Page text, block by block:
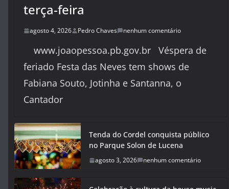
terça-feira
agosto 4, 2026 Pedro Chaves nenhum comentário
www.joaopessoa.pb.gov.br Véspera de
feriado Festa das Neves tem shows de
Fabiana Souto, Jotinha e Santanna, o
Cantador
Tenda do Cordel conquista público
no Parque Solon de Lucena
agosto 3, 2026 nenhum comentário